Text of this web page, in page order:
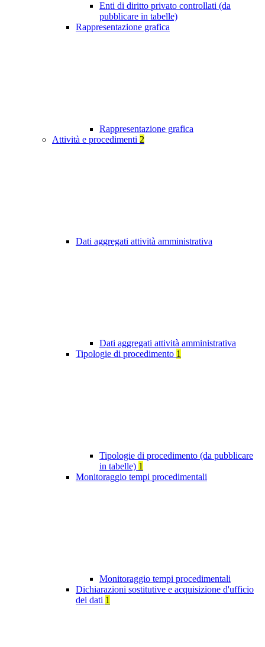
Enti di diritto privato controllati (da
pubblicare in tabelle)
Rappresentazione grafica
Rappresentazione grafica
Attività e procedimenti 2
Dati aggregati attività amministrativa
Dati aggregati attività amministrativa
Tipologie di procedimento 1
Tipologie di procedimento (da pubblicare
in tabelle) 1
Monitoraggio tempi procedimentali
Monitoraggio tempi procedimentali
Dichiarazioni sostitutive e acquisizione d'ufficio
dei dati 1